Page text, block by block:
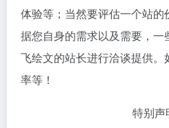
体验等；当然要评估一个站
据您自身的需求以及需要，
飞绘文的站长进行洽谈提供。
率等！
特别声